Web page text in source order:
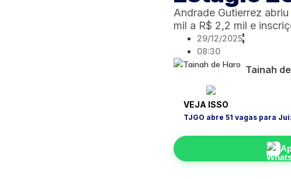
Andrade Gutierrez
mil a R$ 2,2 mil e
29/12/2025
08:30
Tainah
VEJA ISSO